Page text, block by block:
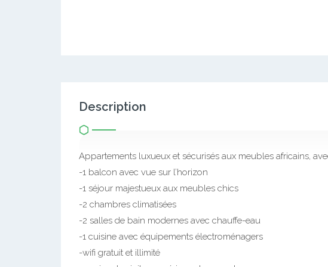
Description
Appartements luxueux et sécurisés aux meubles africains,
-1 balcon avec vue sur l’horizon
-1 séjour majestueux aux meubles chics
-2 chambres climatisées
-2 salles de bain modernes avec chauffe-eau
-1 cuisine avec équipements électroménagers
-wifi gratuit et illimité